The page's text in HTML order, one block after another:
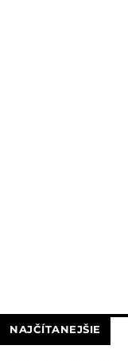
NAJČÍTANEJŠIE